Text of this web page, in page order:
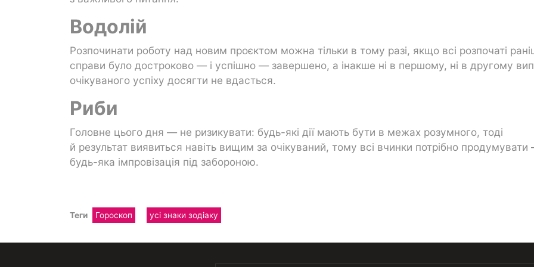
Водолій
Розпочинати роботу над новим проєктом можна тільки в тому разі, якщо всі розпочаті
справи було достроково — і успішно — завершено, а інакше ні в першому, ні в другому
очікуваного успіху досягти не вдасться.
Риби
Головне цього дня — не ризикувати: будь-які дії мають бути в межах розумного, тоді
й результат виявиться навіть вищим за очікуваний, тому всі вчинки потрібно
будь-яка імпровізація під забороною.
Теги Гороскоп усі знаки зодіаку